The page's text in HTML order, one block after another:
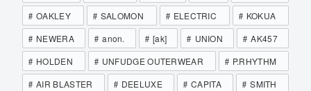
OAKLEY
SALOMON ELECTRIC
KOKUA
NEWERA
anon. [ak] UNION
AK457
HOLDEN
UNFUDGE OUTERWEAR
P.RHYTHM
AIR BLASTER
DEELUXE CAPITA
SMITH